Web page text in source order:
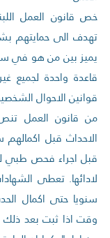
خص قانون العمل
تهدف الى حمايتهم
قاعدة واحدة لجميع
من قانون العمل
الاحداث قبل
قبل اجراء فحص طبي
لادائها. تعطى
سنويا حتى اكمال
وقت اذا ثبت بعد ذلك